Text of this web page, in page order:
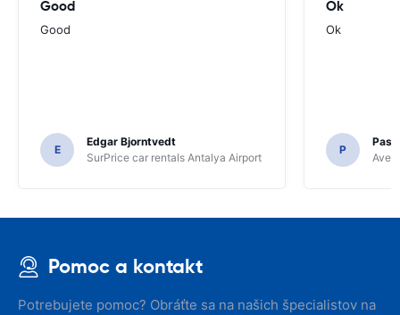
Good
Good
E
Edgar Bjorntvedt
SurPrice car rentals Antalya Airport
Ok
Ok
P
Avec
Pomoc a kontakt
Potrebujete pomoc? Obráťte sa na našich špecialistov na